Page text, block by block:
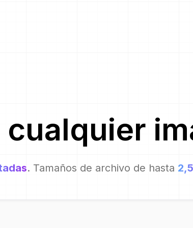
cualquier
. Tamaños de archivo de hasta